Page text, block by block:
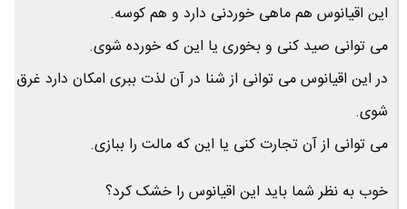
این اقیانوس هم ماهی خوردنی دارد و هم کوسه.
می توانی صید کنی و بخوری یا این که خورده شوی.
در این اقیانوس می توانی از شنا در آن لذت ببری امکان دارد غرق
شوی.
می توانی از آن تجارت کنی یا این که مالت را ببازی.
خوب به نظر شما باید این اقیانوس را خشک کرد؟